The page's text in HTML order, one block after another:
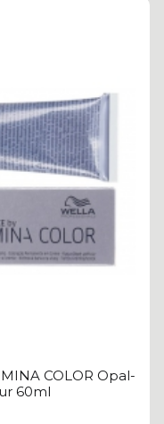
COLOR Opal-
60ml